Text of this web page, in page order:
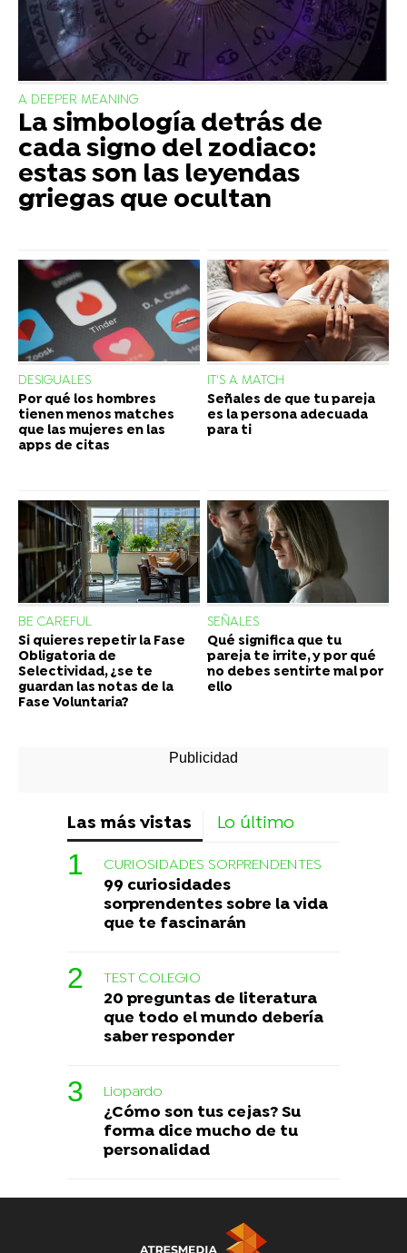
A DEEPER MEANING
La simbología detrás de
cada signo del zodiaco:
estas son las leyendas
griegas que ocultan
DESIGUALES
Por qué los hombres
tienen menos matches
que las mujeres en las
apps de citas
IT'S A MATCH
Señales de que tu pareja
es la persona adecuada
para ti
BE CAREFUL
Si quieres repetir la Fase
Obligatoria de
Selectividad, ¿se te
guardan las notas de la
Fase Voluntaria?
SEÑALES
Qué significa que tu
pareja te irrite, y por qué
no debes sentirte mal por
ello
Las más vistas Lo último
CURIOSIDADES SORPRENDENTES
99 curiosidades
sorprendentes sobre la vida
que te fascinarán
TEST COLEGIO
20 preguntas de literatura
que todo el mundo debería
saber responder
Liopardo
¿Cómo son tus cejas? Su
forma dice mucho de tu
personalidad